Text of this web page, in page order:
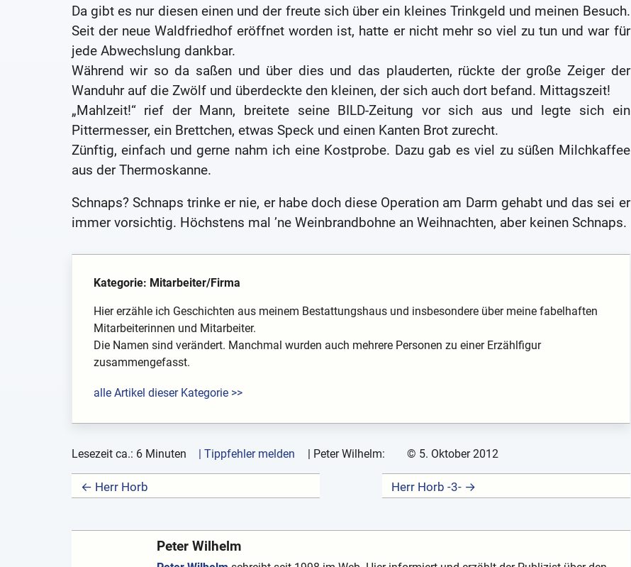
Da gibt es nur diesen einen und der freute sich über ein kleines Trinkgeld und meinen Besuch.
Seit der neue Waldfriedhof eröffnet worden ist, hatte er nicht mehr so viel zu tun und war für
jede Abwechslung dankbar.
Während wir so da saßen und über dies und das plauderten, rückte der große Zeiger der
Wanduhr auf die Zwölf und überdeckte den kleinen, der sich auch dort befand. Mittagszeit!
„Mahlzeit!“ rief der Mann, breitete seine BILD-Zeitung vor sich aus und legte sich ein
Pittermesser, ein Brettchen, etwas Speck und einen Kanten Brot zurecht.
Zünftig, einfach und gerne nahm ich eine Kostprobe. Dazu gab es viel zu süßen Milchkaffee
aus der Thermoskanne.
Schnaps? Schnaps trinke er nie, er habe doch diese Operation am Darm gehabt und das sei er
immer vorsichtig. Höchstens mal ’ne Weinbrandbohne an Weihnachten, aber keinen Schnaps.
Kategorie: Mitarbeiter/Firma
Hier erzähle ich Geschichten aus meinem Bestattungshaus und insbesondere über meine fabelhaften
Mitarbeiterinnen und Mitarbeiter.
Die Namen sind verändert. Manchmal wurden auch mehrere Personen zu einer Erzählfigur
zusammengefasst.
alle Artikel dieser Kategorie >>
Lesezeit ca.: 6 Minuten | Tippfehler melden | Peter Wilhelm: © 5. Oktober 2012
← Herr Horb Herr Horb -3- →
Peter Wilhelm